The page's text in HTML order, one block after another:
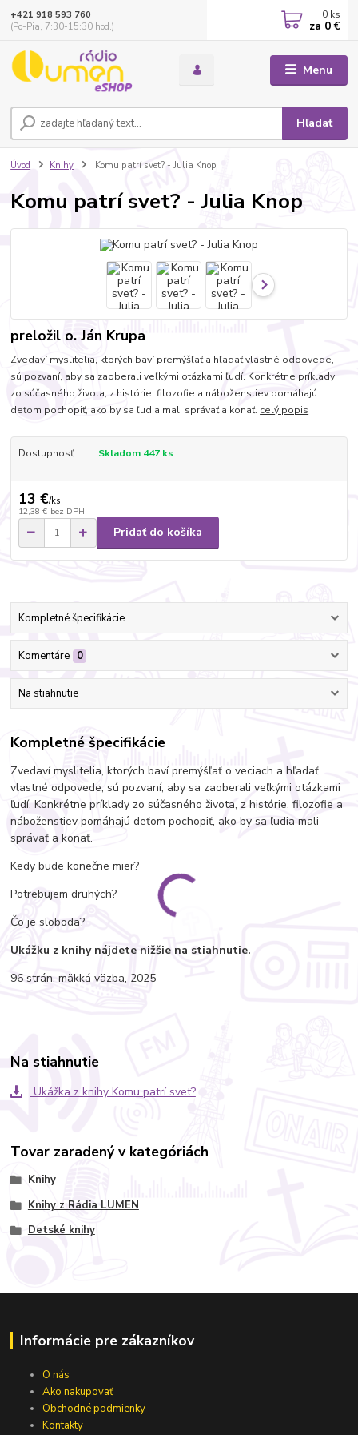
Menu
Hľadať
+421 918 593 760
(Po-Pia, 7:30-15:30 hod.)
0 ks
za 0 €
Úvod Knihy Komu patrí svet? - Julia Knop
Komu patrí svet? - Julia Knop
preložil o. Ján Krupa
Zvedaví myslitelia, ktorých baví premýšľať a hľadať vlastné odpovede,
sú pozvaní, aby sa zaoberali veľkými otázkami ľudí. Konkrétne príklady
zo súčasného života, z histórie, filozofie a náboženstiev pomáhajú
deťom pochopiť, ako by sa ľudia mali správať a konať. celý popis
Dostupnosť Skladom 447 ks
13 €/ks
12,38 € bez DPH
Pridať do košíka
Kompletné špecifikácie
Komentáre 0
Na stiahnutie
Kompletné špecifikácie
Zvedaví myslitelia, ktorých baví premýšľať o veciach a hľadať
vlastné odpovede, sú pozvaní, aby sa zaoberali veľkými otázkami
ľudí. Konkrétne príklady zo súčasného života, z histórie, filozofie a
náboženstiev pomáhajú deťom pochopiť, ako by sa ľudia mali
správať a konať.
Kedy bude konečne mier?
Potrebujem druhých?
Čo je sloboda?
Ukážku z knihy nájdete nižšie na stiahnutie.
96 strán, mäkká väzba, 2025
Na stiahnutie
Ukážka z knihy Komu patrí svet?
Tovar zaradený v kategóriách
Knihy
Knihy z Rádia LUMEN
Detské knihy
Informácie pre zákazníkov
O nás
Ako nakupovať
Obchodné podmienky
Kontakty